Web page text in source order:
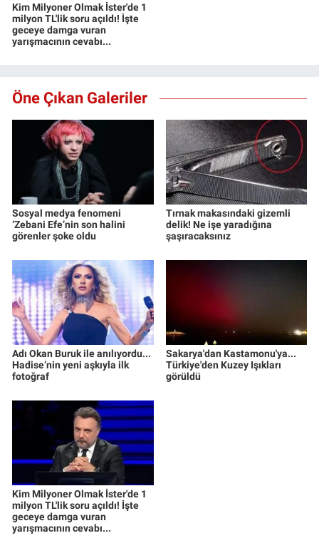
Kim Milyoner Olmak İster'de 1
milyon TL'lik soru açıldı! İşte
geceye damga vuran
yarışmacının cevabı...
Öne Çıkan Galeriler
Sosyal medya fenomeni
‘Zebani Efe’nin son halini
görenler şoke oldu
Tırnak makasındaki gizemli
delik! Ne işe yaradığına
şaşıracaksınız
Adı Okan Buruk ile anılıyordu...
Hadise’nin yeni aşkıyla ilk
fotoğraf
Sakarya'dan Kastamonu'ya...
Türkiye'den Kuzey Işıkları
görüldü
Kim Milyoner Olmak İster'de 1
milyon TL'lik soru açıldı! İşte
geceye damga vuran
yarışmacının cevabı...